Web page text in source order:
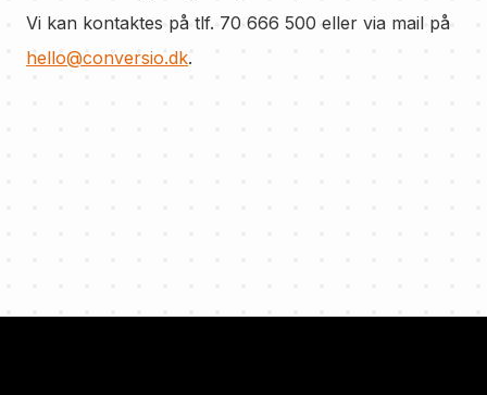
Vi kan kontaktes på tlf. 70 666 500 eller via mail på
hello@conversio.dk.